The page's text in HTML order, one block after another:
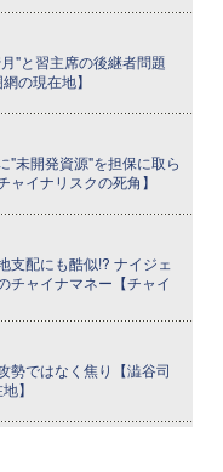
"と習主席の後継者問題
の現在地】
"未開発資源"を担保に取ら
ャイナリスクの死角】
支配にも酷似!? ナイジェ
チャイナマネー【チャイ
勢ではなく焦り【澁谷司
】